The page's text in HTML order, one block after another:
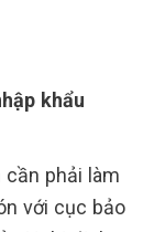
khẩu
cần phải làm
với cục bảo